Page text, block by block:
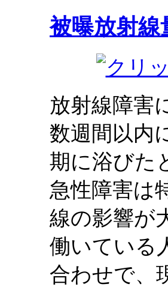
被曝放射
放射線障害
数週間以内
期に浴びた
急性障害は
線の影響が
働いている
合わせで、